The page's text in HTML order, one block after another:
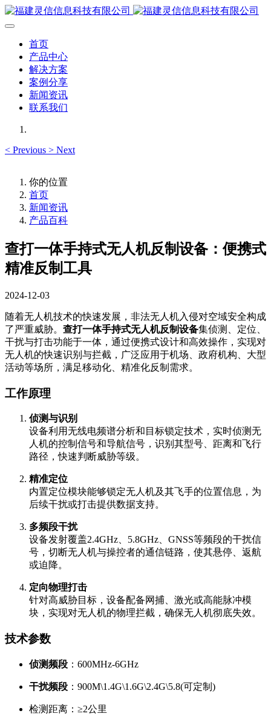
首页
产品中心
解决方案
案例分享
新闻资讯
联系我们
< Previous > Next
你的位置
首页
新闻资讯
产品百科
查打一体手持式无人机反制设备：便携式
精准反制工具
2024-12-03
随着无人机技术的快速发展，非法无人机入侵对空域安全构成
了严重威胁。 查打一体手持式无人机反制设备集侦测、定位、
干扰与打击功能于一体，通过便携式设计和高效操作，实现对
无人机的快速识别与拦截，广泛应用于机场、政府机构、大型
活动等场所，满足移动化、精准化反制需求。
工作原理
侦测与识别
设备利用无线电频谱分析和目标锁定技术，实时侦测无
人机的控制信号和导航信号，识别其型号、距离和飞行
路径，快速判断威胁等级。
精准定位
内置定位模块能够锁定无人机及其飞手的位置信息，为
后续干扰或打击提供数据支持。
多频段干扰
设备发射覆盖2.4GHz、5.8GHz、GNSS等频段的干扰信
号，切断无人机与操控者的通信链路，使其悬停、返航
或迫降。
定向物理打击
针对高威胁目标，设备配备网捕、激光或高能脉冲模
块，实现对无人机的物理拦截，确保无人机彻底失效。
技术参数
侦测频段 ：600MHz-6GHz
干扰频段 ：900M\1.4G\1.6G\2.4G\5.8(可定制)
检测距离：≥2公里